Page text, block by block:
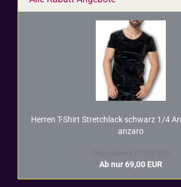
Her­ren T-​Shirt Stretch­lack schwarz 1/4
an­za­ro
Ab nur 69,00 EUR